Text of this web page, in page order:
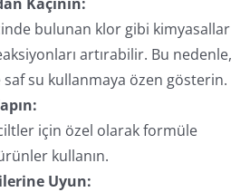
bulunan klor gibi kimyasallar
artırabilir. Bu nedenle,
saf su kullanmaya özen gösterin.
için özel olarak formüle
kullanın.
Uyun: